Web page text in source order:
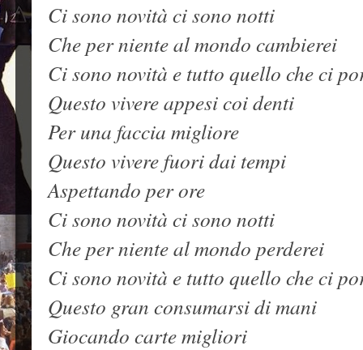
Ci sono novità ci sono notti
Che per niente al mondo cambierei
Ci sono novità e tutto quello che ci
Questo vivere appesi coi denti
Per una faccia migliore
Questo vivere fuori dai tempi
Aspettando per ore
Ci sono novità ci sono notti
Che per niente al mondo perderei
Ci sono novità e tutto quello che ci
Questo gran consumarsi di mani
Giocando carte migliori